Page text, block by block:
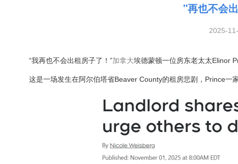
"再也不会
2025-
“我再也不会出租房子了！”加拿大埃德蒙顿一位房东老太太Elinor
这是一场发生在阿尔伯塔省Beaver County的租房悲剧，Prince一